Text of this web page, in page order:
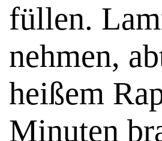
füllen.
nehmen,
heißem
Minuten